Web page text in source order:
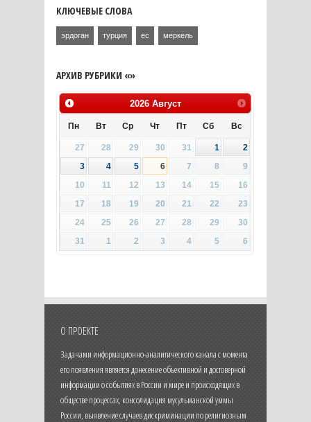
КЛЮЧЕВЫЕ СЛОВА
эрдоган турция ес меркель
АРХИВ РУБРИКИ «»
2026 Август
Пн Вт Ср Чт Пт Сб Вс
27 28 29 30 31 1
2
3
4 5 6 7 8
9
10
11 12 13 14 15
16
17
18 19 20 21 22
23
24
25 26 27 28 29
30
31
1 2 3 4 5 6
О ПРОЕКТЕ
Задачами информационно-аналитического канала с момента
его появления является донесение объективной и достоверной
информации о событиях в России и мире и происходящих в
обществе процессах, консолидация мусульманской уммы
России, выявление случаев дискриминации по религиозным